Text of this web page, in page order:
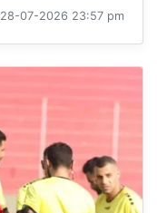
28-07-2026 23:57 pm